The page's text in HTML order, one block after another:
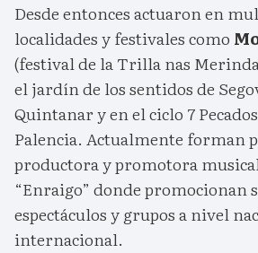
Desde entonces actuaron en
localidades y festivales como
(festival de la Trilla nas
el jardín de los sentidos de
Quintanar y en el ciclo 7
Palencia. Actualmente forman
productora y promotora
“Enraigo” donde promocionan
espectáculos y grupos a nivel
internacional.